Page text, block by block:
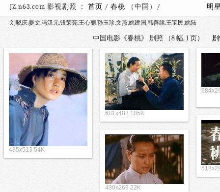
JZ.n63.com 影视剧照 ： 首页 / 春桃 （中国）/ 明
刘晓庆.姜文.冯汉元.钮荣亮.王心丽.孙玉珍.文燕.姚建国.韩善续.王宝民.姚陆
中国电影《春桃》 剧照 （8 幅, 1 页）
435x513 54K
681x488 105K
430x269 22K